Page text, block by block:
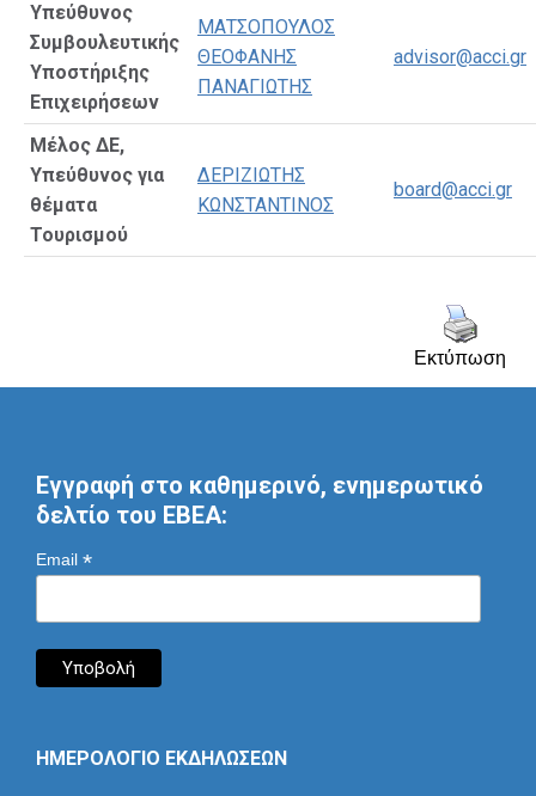
Υπεύθυνος
Συμβουλευτικής
Υποστήριξης
Επιχειρήσεων
ΜΑΤΣΟΠΟΥΛΟΣ
ΘΕΟΦΑΝΗΣ
ΠΑΝΑΓΙΩΤΗΣ
advisor@acci.gr
Μέλος ΔΕ,
Υπεύθυνος για
θέματα
Τουρισμού
ΔΕΡΙΖΙΩΤΗΣ
ΚΩΝΣΤΑΝΤΙΝΟΣ
board@acci.gr
Εκτύπωση
Εγγραφή στο καθημερινό, ενημερωτικό
δελτίο του ΕΒΕΑ:
Email *
ΗΜΕΡΟΛΟΓΙΟ ΕΚΔΗΛΩΣΕΩΝ